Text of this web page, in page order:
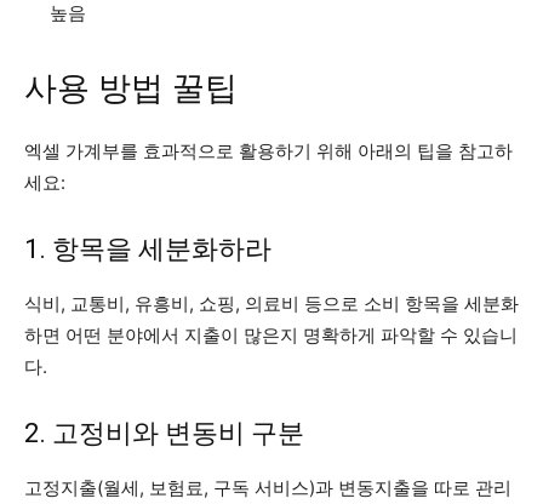
높음
사용 방법 꿀팁
엑셀 가계부를 효과적으로 활용하기 위해 아래의 팁을 참고하
세요:
1. 항목을 세분화하라
식비, 교통비, 유흥비, 쇼핑, 의료비 등으로 소비 항목을 세분화
하면 어떤 분야에서 지출이 많은지 명확하게 파악할 수 있습니
다.
2. 고정비와 변동비 구분
고정지출(월세, 보험료, 구독 서비스)과 변동지출을 따로 관리